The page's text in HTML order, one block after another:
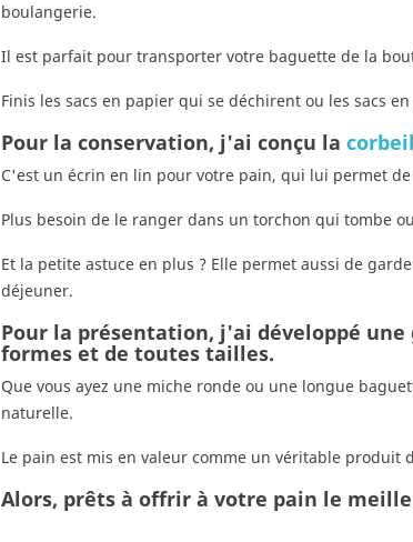
boulangerie.
Il est parfait pour transporter votre baguette de la
Finis les sacs en papier qui se déchirent ou les sacs
Pour la conservation, j'ai conçu la
C'est un écrin en lin pour votre pain, qui lui permet
Plus besoin de le ranger dans un torchon qui tombe
Et la petite astuce en plus ? Elle permet aussi de
déjeuner.
Pour la présentation, j'ai développé une
formes et de toutes tailles.
Que vous ayez une miche ronde ou une longue
naturelle.
Le pain est mis en valeur comme un véritable
Alors, prêts à offrir à votre pain le